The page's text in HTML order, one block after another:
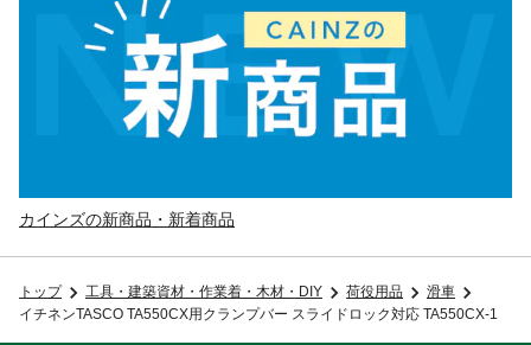
カインズの新商品・新着商品
トップ 工具・建築資材・作業着・木材・DIY 荷役用品
滑車
イチネンTASCO TA550CX用クランプバー スライドロック対応 TA550CX-1